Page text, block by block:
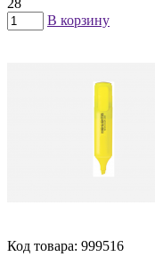
28
В корзину
Код товара: 999516